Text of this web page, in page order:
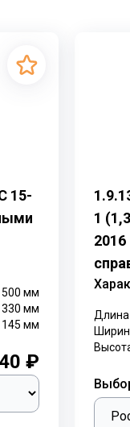
15-
мм
330мм
145мм
₽
1
Длина